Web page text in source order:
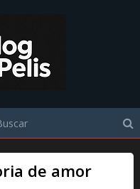
de amor